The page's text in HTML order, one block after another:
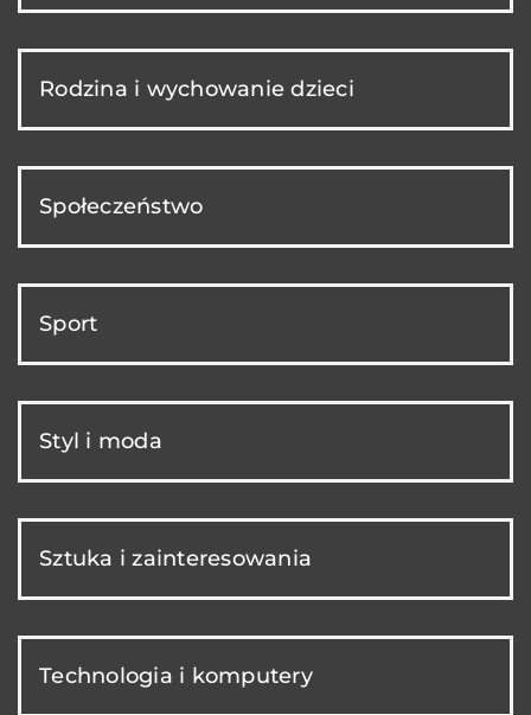
Rodzina i wychowanie dzieci
Społeczeństwo
Sport
Styl i moda
Sztuka i zainteresowania
Technologia i komputery